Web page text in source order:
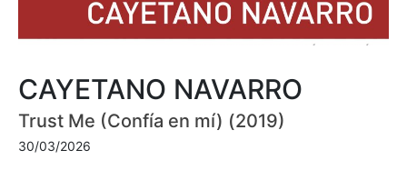
CAYETANO NAVARRO
Trust Me (Confía en mí) (2019)
30/03/2026